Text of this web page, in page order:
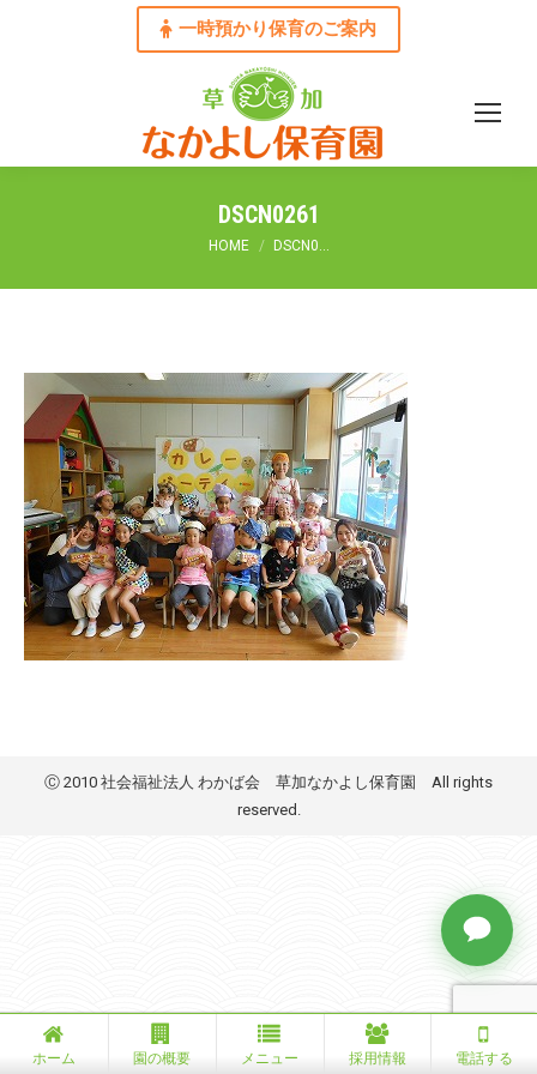
一時預かり保育のご案内
DSCN0261
You are here:
HOME DSCN0…
Ⓒ 2010 社会福祉法人 わかば会 草加なかよし保育園 All rights
reserved.
ホーム 園の概要 メニュー 採用情報 電話する